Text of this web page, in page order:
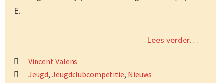
E.
Lees verder…
Vincent Valens
Jeugd, Jeugdclubcompetitie, Nieuws